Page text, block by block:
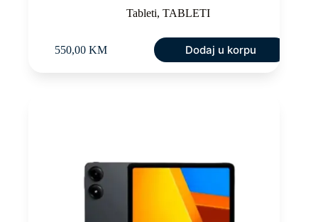
Tableti,TABLETI
550,00 KM Dodaj u korpu